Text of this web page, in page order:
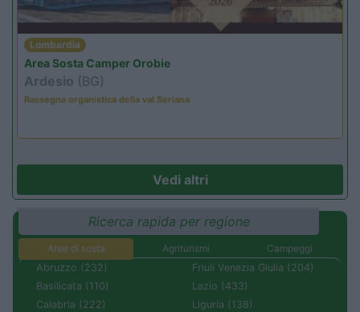
Lombardia
Area Sosta Camper Orobie
Ardesio (BG)
Rassegna organistica della val Seriana
Vedi altri
Ricerca rapida per regione
Aree di sosta Agriturismi
Campeggi
Abruzzo (232)
Basilicata (110)
Calabria (222)
Friuli Venezia Giulia (204)
Lazio (433)
Liguria (138)